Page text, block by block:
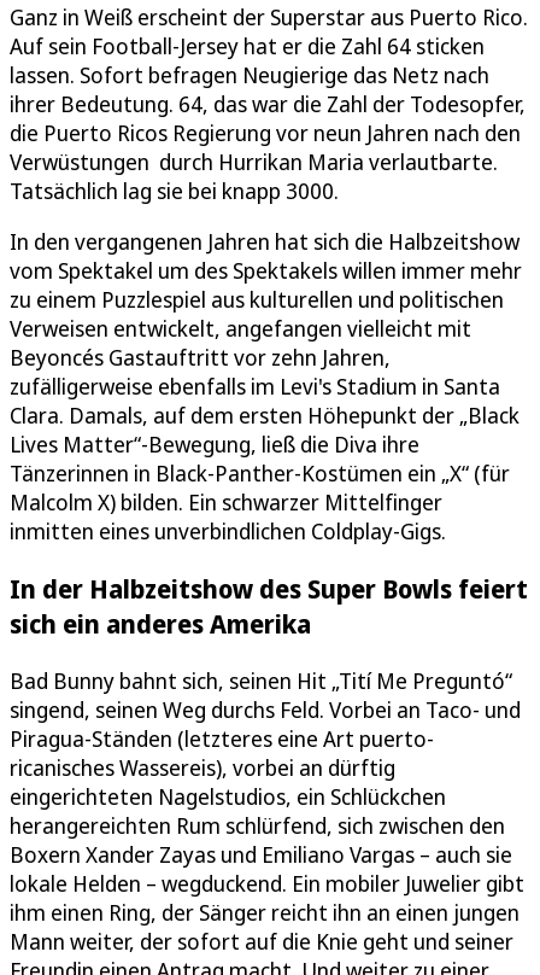
Ganz in Weiß erscheint der Superstar aus Puerto Rico.
Auf sein Football-Jersey hat er die Zahl 64 sticken
lassen. Sofort befragen Neugierige das Netz nach
ihrer Bedeutung. 64, das war die Zahl der Todesopfer,
die Puerto Ricos Regierung vor neun Jahren nach den
Verwüstungen durch Hurrikan Maria verlautbarte.
Tatsächlich lag sie bei knapp 3000.
In den vergangenen Jahren hat sich die Halbzeitshow
vom Spektakel um des Spektakels willen immer mehr
zu einem Puzzlespiel aus kulturellen und politischen
Verweisen entwickelt, angefangen vielleicht mit
Beyoncés Gastauftritt vor zehn Jahren,
zufälligerweise ebenfalls im Levi's Stadium in Santa
Clara. Damals, auf dem ersten Höhepunkt der „Black
Lives Matter“-Bewegung, ließ die Diva ihre
Tänzerinnen in Black-Panther-Kostümen ein „X“ (für
Malcolm X) bilden. Ein schwarzer Mittelfinger
inmitten eines unverbindlichen Coldplay-Gigs.
In der Halbzeitshow des Super Bowls feiert
sich ein anderes Amerika
Bad Bunny bahnt sich, seinen Hit „Tití Me Preguntó“
singend, seinen Weg durchs Feld. Vorbei an Taco- und
Piragua-Ständen (letzteres eine Art puerto-
ricanisches Wassereis), vorbei an dürftig
eingerichteten Nagelstudios, ein Schlückchen
herangereichten Rum schlürfend, sich zwischen den
Boxern Xander Zayas und Emiliano Vargas – auch sie
lokale Helden – wegduckend. Ein mobiler Juwelier gibt
ihm einen Ring, der Sänger reicht ihn an einen jungen
Mann weiter, der sofort auf die Knie geht und seiner